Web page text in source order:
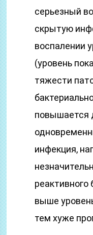
серьезный
скрытую
воспалении
(уровень
тяжести
повышается
инфекция,
выше
тем хуже